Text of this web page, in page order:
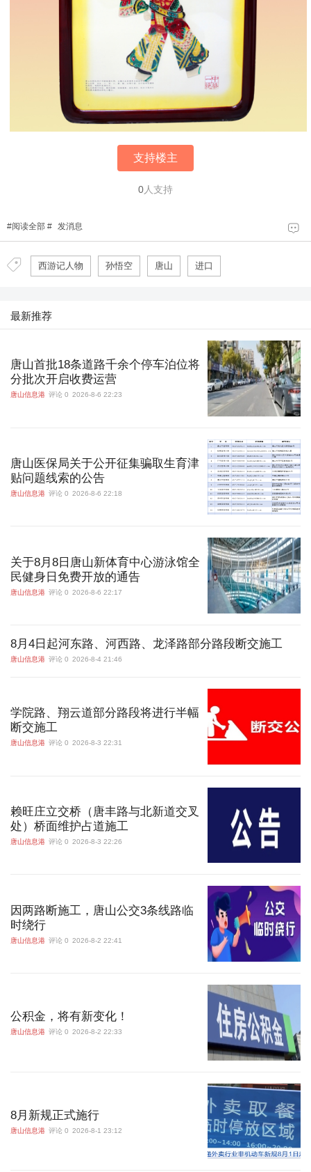
支持楼主
0人支持
#阅读全部 # 发消息
西游记人物 孙悟空 唐山 进口
最新推荐
唐山首批18条道路千余个停车泊位将
分批次开启收费运营
唐山信息港 评论 0 2026-8-6 22:23
唐山医保局关于公开征集骗取生育津
贴问题线索的公告
唐山信息港 评论 0 2026-8-6 22:18
关于8月8日唐山新体育中心游泳馆全
民健身日免费开放的通告
唐山信息港 评论 0 2026-8-6 22:17
8月4日起河东路、河西路、龙泽路部分路段断交施工
唐山信息港 评论 0 2026-8-4 21:46
学院路、翔云道部分路段将进行半幅
断交施工
唐山信息港 评论 0 2026-8-3 22:31
赖旺庄立交桥（唐丰路与北新道交叉
处）桥面维护占道施工
唐山信息港 评论 0 2026-8-3 22:26
因两路断施工，唐山公交3条线路临
时绕行
唐山信息港 评论 0 2026-8-2 22:41
公积金，将有新变化！
唐山信息港 评论 0 2026-8-2 22:33
8月新规正式施行
唐山信息港 评论 0 2026-8-1 23:12